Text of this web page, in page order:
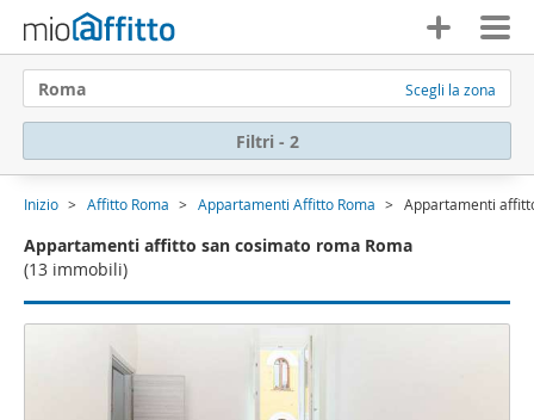
Roma Scegli la zona
Filtri - 2
Inizio Affitto Roma Appartamenti Affitto Roma Appartamenti
Appartamenti affitto san cosimato roma Roma
(13 immobili)